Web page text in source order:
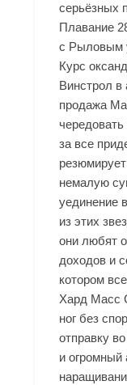
серьёзных
Плавание
с Рыловым
Курс
Винстрол в
продажа
за все
немалую
уединение
из этих
они любят
доходов и
котором
Хард Масс
ног без
отправку
и огромный